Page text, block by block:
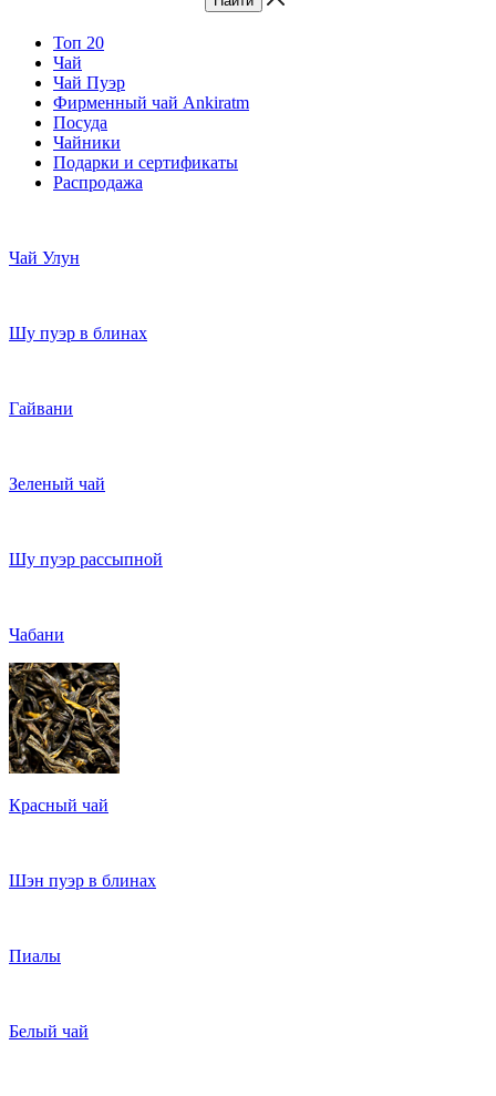
Топ 20
Чай
Чай Пуэр
Фирменный чай Ankiratm
Посуда
Чайники
Подарки и сертификаты
Распродажа
Чай Улун
Шу пуэр в блинах
Гайвани
Зеленый чай
Шу пуэр рассыпной
Чабани
Красный чай
Шэн пуэр в блинах
Пиалы
Белый чай